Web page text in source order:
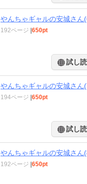
やんちゃギャルの安城さん
192ページ 650pt
試し
やんちゃギャルの安城さん
194ページ 650pt
試し
やんちゃギャルの安城さん
192ページ 650pt